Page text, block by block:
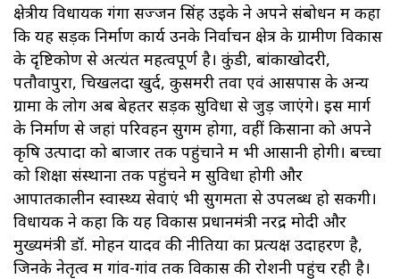
क्षेत्रीय विधायक गंगा सज्जन सिंह उइके ने अपने संबोधन में कहा
कि यह सड़क निर्माण कार्य उनके निर्वाचन क्षेत्र के ग्रामीण विकास
के दृष्टिकोण से अत्यंत महत्वपूर्ण है। कुंडी, बांकाखोदरी,
पतौवापुरा, चिखलदा खुर्द, कुसमरी तवा एवं आसपास के अन्य
ग्रामों के लोग अब बेहतर सड़क सुविधा से जुड़ जाएंगे। इस मार्ग
के निर्माण से जहां परिवहन सुगम होगा, वहीं किसानों को अपने
कृषि उत्पादों को बाजार तक पहुंचाने में भी आसानी होगी। बच्चों
को शिक्षा संस्थानों तक पहुंचने में सुविधा होगी और
आपातकालीन स्वास्थ्य सेवाएं भी सुगमता से उपलब्ध हो सकेंगी।
विधायक ने कहा कि यह विकास प्रधानमंत्री नरेंद्र मोदी और
मुख्यमंत्री डॉ. मोहन यादव की नीतियों का प्रत्यक्ष उदाहरण है,
जिनके नेतृत्व में गांव-गांव तक विकास की रोशनी पहुंच रही है।